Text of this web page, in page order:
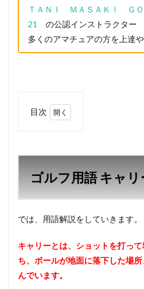
ＴＡＮＩ ＭＡＳＡＫＩ Ｇ
21
の公認インストラクター
多くのアマチュアの方を上達
目次
ーと
は？？
2
リー
う用
語を
実際
のラ
ゴルフ用語 キャリ
では、用語解説をしていきます。
キャリーとは、ショットを打っ
ち、ボールが地面に落下した場
んでいます。